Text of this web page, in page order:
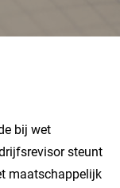
bij wet
steunt
maatschappelijk